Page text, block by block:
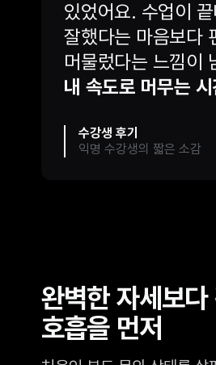
있었어요. 수업이 끝
잘했다는 마음보다
머물렀다는 느낌이
내 속도로 머무는
수강생 후기
익명 수강생의 짧은 소감
예약하기
완벽한 자세보다
호흡을 먼저